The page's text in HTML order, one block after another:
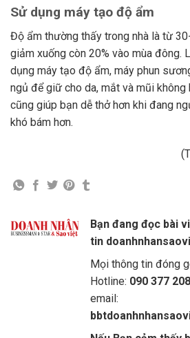
Sử dụng máy tạo độ ẩm
Độ ẩm thường thấy trong nhà là từ
giảm xuống còn 20% vào mùa đông.
dụng máy tạo độ ẩm, máy phun
ngủ để giữ cho da, mắt và mũi không
cũng giúp bạn dễ thở hơn khi đang
khó bám hơn.
Bạn đang đọc bài
tin
Mọi thông tin đóng
Hotline: 090 377
email: